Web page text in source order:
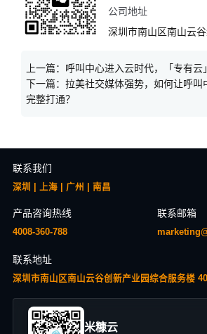
公司地址
深圳市南山区南山云
上一篇： 呼叫中心进入云时代，「专有云
下一篇： 拉美社交媒体强势，如何让呼叫
完整打通？
联系我们
深圳 | 上海 | 广州 | 南昌
产品咨询热线
4008-360-788
联系邮箱
联系地址
深圳市南山区南山云谷创新产业园综合服务楼
米糠云